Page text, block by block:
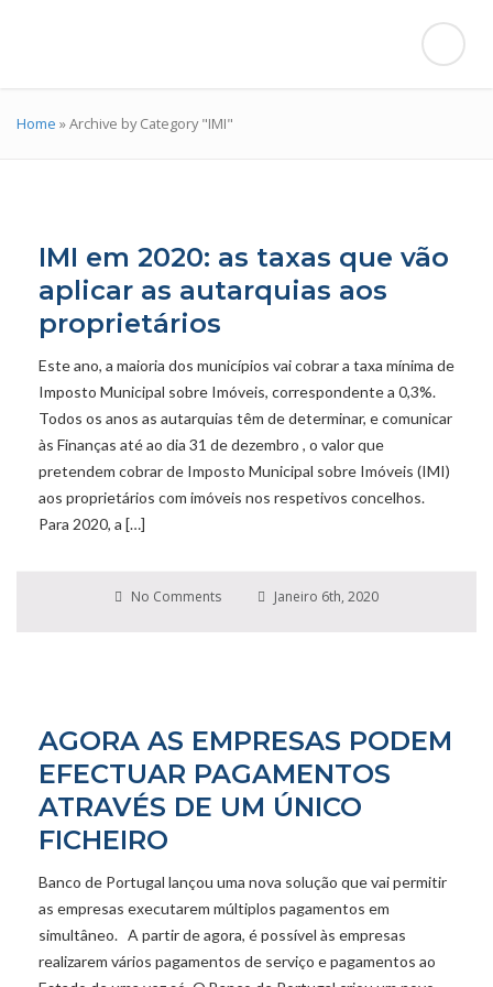
Home »Archive by Category "IMI"
IMI em 2020: as taxas que vão
aplicar as autarquias aos
proprietários
Este ano, a maioria dos municípios vai cobrar a taxa mínima de
Imposto Municipal sobre Imóveis, correspondente a 0,3%.
Todos os anos as autarquias têm de determinar, e comunicar
às Finanças até ao dia 31 de dezembro , o valor que
pretendem cobrar de Imposto Municipal sobre Imóveis (IMI)
aos proprietários com imóveis nos respetivos concelhos.
Para 2020, a […]
No Comments Janeiro 6th, 2020
AGORA AS EMPRESAS PODEM
EFECTUAR PAGAMENTOS
ATRAVÉS DE UM ÚNICO
FICHEIRO
Banco de Portugal lançou uma nova solução que vai permitir
as empresas executarem múltiplos pagamentos em
simultâneo. A partir de agora, é possível às empresas
realizarem vários pagamentos de serviço e pagamentos ao